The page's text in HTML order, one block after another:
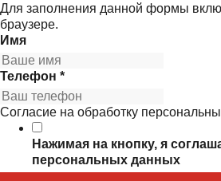
Для заполнения данной формы
браузере.
Имя
Телефон *
Согласие на обработку
Нажимая на кнопку, я
персональных данных